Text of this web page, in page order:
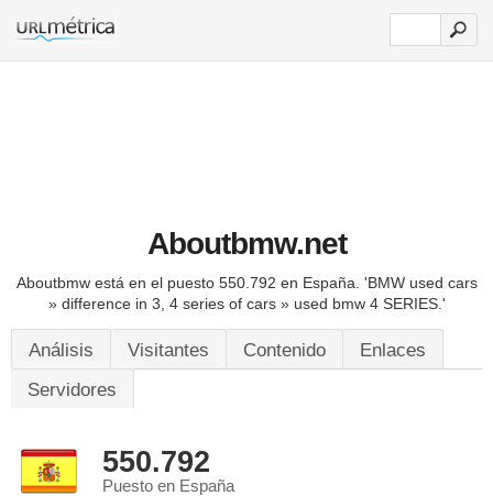
Aboutbmw.net
Aboutbmw está en el puesto 550.792 en España. 'BMW used cars
» difference in 3, 4 series of cars » used bmw 4 SERIES.'
Análisis Visitantes Contenido
Enlaces
Servidores
550.792
Puesto en España